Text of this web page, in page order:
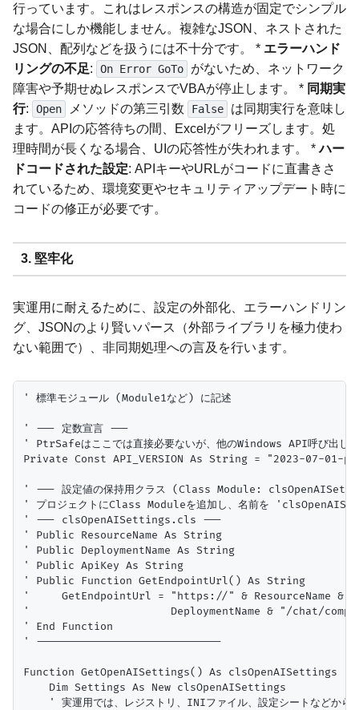
行っています。これはレスポンスの構造が固定でシンプル
な場合にしか機能しません。複雑なJSON、ネストされた
JSON、配列などを扱うには不十分です。 * エラーハンド
リングの不足: On Error GoTo
がないため、ネットワーク
障害や予期せぬレスポンスでVBAが停止します。 * 同期実
行: Open メソッドの第三引数 False
は同期実行を意味し
ます。APIの応答待ちの間、Excelがフリーズします。処
理時間が長くなる場合、UIの応答性が失われます。 *ハー
ドコードされた設定: APIキーやURLがコードに直書きさ
れているため、環境変更やセキュリティアップデート時に
コードの修正が必要です。
3. 堅牢化
実運用に耐えるために、設定の外部化、エラーハンドリン
グ、JSONのより賢いパース（外部ライブラリを極力使わ
ない範囲で）、非同期処理への言及を行います。
' 標準モジュール (Module1など) に記述
' --- 定数宣言 ---
' PtrSafeはここでは直接必要ないが、他のWindows API呼び出しで
Private Const API_VERSION As String = "2023-07-01-
' --- 設定値の保持用クラス (Class Module:
' プロジェクトにClass Moduleを追加し、名前を
' --- clsOpenAISettings.cls ---
' Public ResourceName As String
' Public DeploymentName As String
' Public ApiKey As String
' Public Function GetEndpointUrl() As String
'     GetEndpointUrl = "https://" & ResourceName &
'                      DeploymentName & "/chat/
' End Function
' -----------------------------
Function GetOpenAISettings() As clsOpenAISettings
    Dim Settings As New clsOpenAISettings
' 実運用では、レジストリ、INIファイル、設定シートなどから